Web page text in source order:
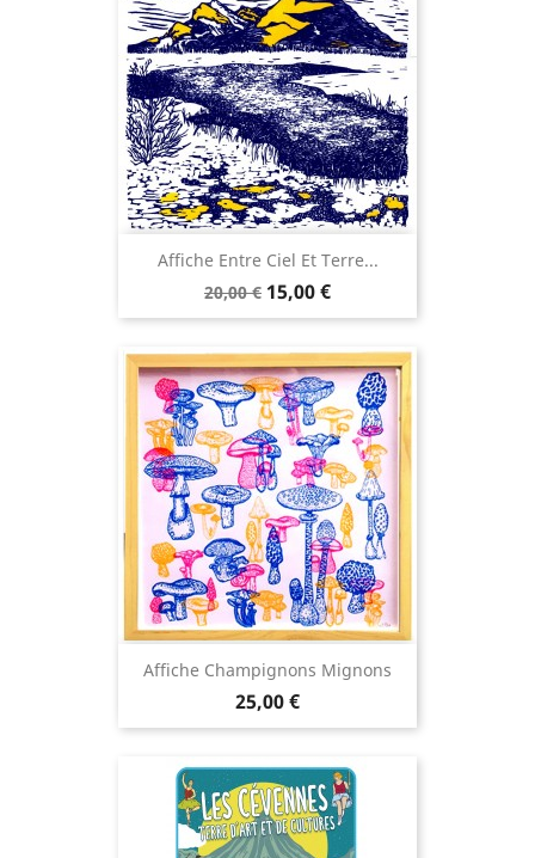
Affiche Entre Ciel Et Terre...
Prix
de
20,00 € Prix
15,00 €
Affiche Champignons Mignons
Prix
25,00 €